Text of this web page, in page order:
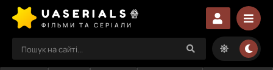
UASERIALS🍿
ФІЛЬМИ ТА СЕРІАЛИ